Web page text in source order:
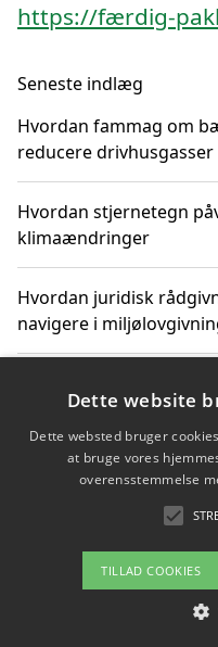
https://færdig-
Seneste indlæg
Hvordan fammag om
reducere drivhusgasser
Hvordan stjernetegn
klimaændringer
Hvordan juridisk
navigere i
Hvordan spil og
bæredygtige valg
Køb produkter i
transport og nedbringe
Copyright
Om / kontakt
Dette website
Dette websted bruger
at bruge vores
overensstemmelse
TILLAD COOKIES